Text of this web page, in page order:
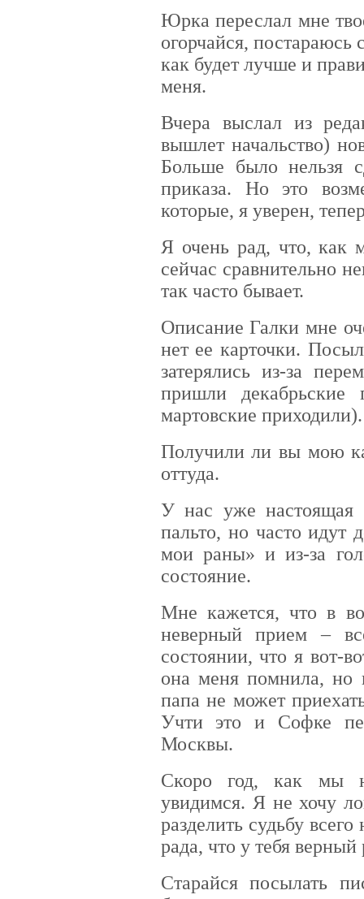
Юрка переслал мне
огорчайся, постараюсь
как будет лучше и
меня.
Вчера выслал из
вышлет начальство)
Больше было нельзя
приказа. Но это
которые, я уверен,
Я очень рад, что, как
сейчас сравнительно
так часто бывает.
Описание Галки мне
нет ее карточки.
затерялись из-за
пришли
мартовские приходили).
Получили ли вы мою
оттуда.
У нас уже настоящая
пальто, но часто идут
мои раны» и из-за
состояние.
Мне кажется, что в
неверный прием –
состоянии, что я вот-
она меня помнила, но
папа не может
Учти это и Софке
Москвы.
Скоро год, как мы
увидимся. Я не хочу
разделить судьбу
рада, что у тебя
Старайся посылать